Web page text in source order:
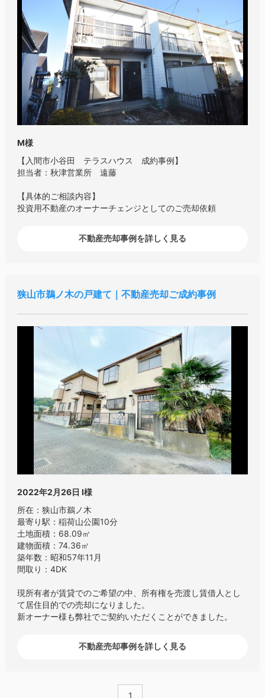
M様
【入間市小谷田 テラスハウス 成約事例】
担当者：秋津営業所 遠藤
【具体的ご相談内容】
投資用不動産のオーナーチェンジとしてのご売却依頼
不動産売却事例を詳しく見る
狭山市鵜ノ木の戸建て｜不動産売却ご成約事例
2022年2月26日 I様
所在：狭山市鵜ノ木
最寄り駅：稲荷山公園10分
土地面積：68.09㎡
建物面積：74.36㎡
築年数：昭和57年11月
間取り：4DK
現所有者が賃貸でのご希望の中、所有権を売渡し賃借人とし
て居住目的での売却になりました。
新オーナー様も弊社でご契約いただくことができました。
不動産売却事例を詳しく見る
1